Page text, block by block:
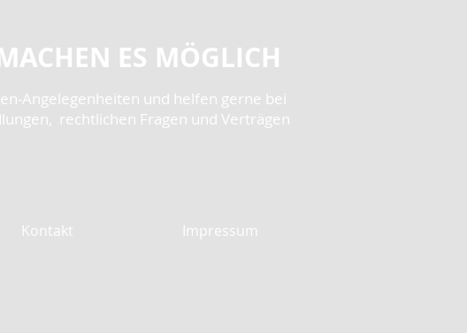
ES MÖGLICH
Angelegenheiten und helfen gerne bei
rechtlichen Fragen und Verträgen
Kontakt Impressum